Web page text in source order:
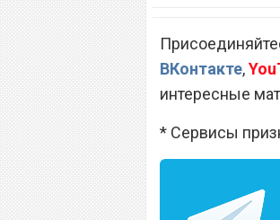
ВКонтакте,
интересные
* Сервисы